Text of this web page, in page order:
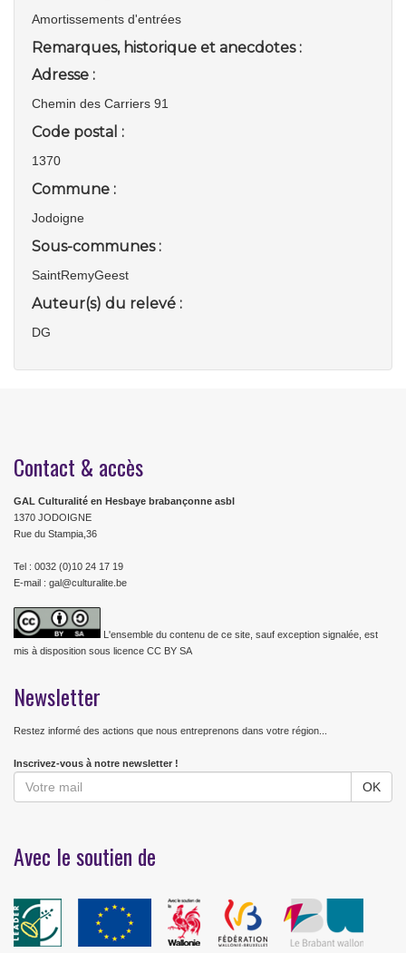
Amortissements d'entrées
Remarques, historique et anecdotes :
Adresse :
Chemin des Carriers 91
Code postal :
1370
Commune :
Jodoigne
Sous-communes :
SaintRemyGeest
Auteur(s) du relevé :
DG
Contact & accès
GAL Culturalité en Hesbaye brabançonne asbl
1370 JODOIGNE
Rue du Stampia,36
Tel : 0032 (0)10 24 17 19
E-mail : gal@culturalite.be
L'ensemble du contenu de ce site, sauf exception signalée, est
mis à disposition sous licence CC BY SA
Newsletter
Restez informé des actions que nous entreprenons dans votre région...
Inscrivez-vous à notre newsletter !
Avec le soutien de